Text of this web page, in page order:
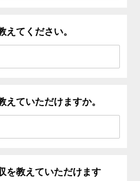
えてください。
えていただけますか。
を教えていただけます